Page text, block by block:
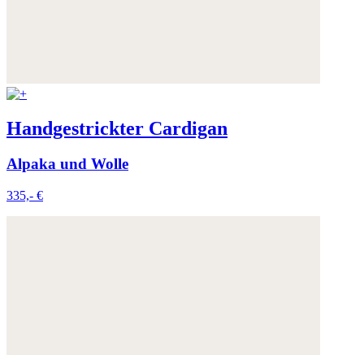
Handgestrickter Cardigan
Alpaka und Wolle
335,- €